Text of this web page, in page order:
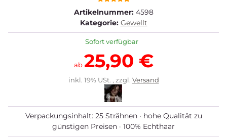
Artikelnummer: 4598
Kategorie: Gewellt
Sofort verfügbar
ab25,90 €
inkl. 19% USt. , zzgl. Versand
Verpackungsinhalt: 25 Strähnen · hohe Qualität zu
günstigen Preisen · 100% Echthaar